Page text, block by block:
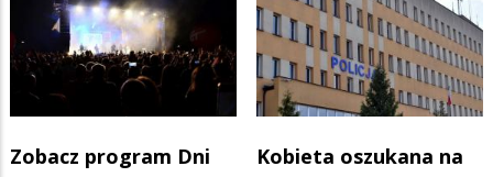
Zobacz program Dni
Kobieta oszukana na